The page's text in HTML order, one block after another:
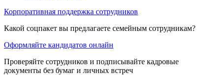
Корпоративная поддержка сотрудников
Какой соцпакет вы предлагаете семейным сотрудникам?
Оформляйте кандидатов онлайн
Проверяйте сотрудников и подписывайте кадровые
документы без бумаг и личных встреч